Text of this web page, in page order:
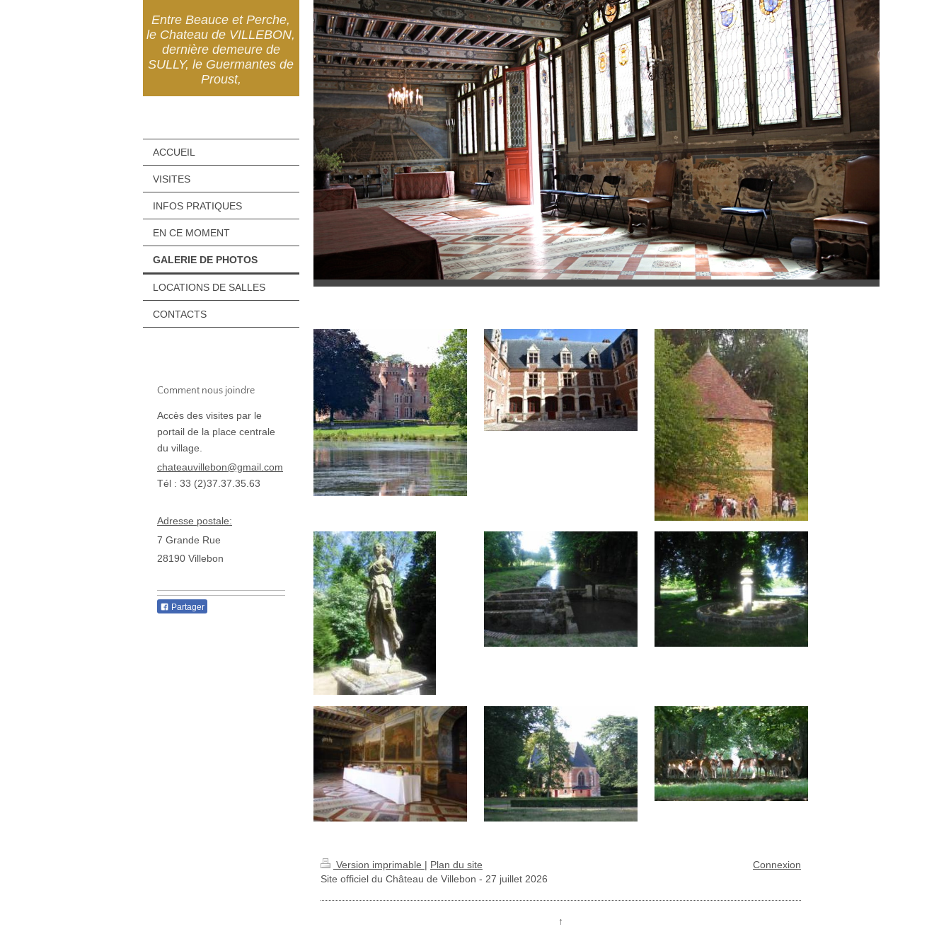
Entre Beauce et Perche,
le Chateau de VILLEBON,
dernière demeure de
SULLY, le Guermantes de
Proust,
ACCUEIL
VISITES
INFOS PRATIQUES
EN CE MOMENT
GALERIE DE PHOTOS
LOCATIONS DE SALLES
CONTACTS
Comment nous joindre
Accès des visites par le
portail de la place centrale
du village.
chateauvillebon@gmail.com
Tél : 33 (2)37.37.35.63
Adresse postale:
7 Grande Rue
28190 Villebon
Partager
Version imprimable | Plan du site
Site officiel du Château de Villebon - 27 juillet 2026
Connexion
↑